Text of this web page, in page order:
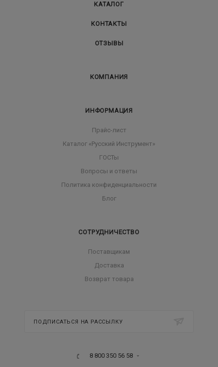
КАТАЛОГ
КОНТАКТЫ
ОТЗЫВЫ
КОМПАНИЯ
ИНФОРМАЦИЯ
Прайс-лист
Каталог «Русский Инструмент»
ГОСТы
Вопросы и ответы
Политика конфиденциальности
Блог
СОТРУДНИЧЕСТВО
Поставщикам
Доставка
Возврат товара
ПОДПИСАТЬСЯ НА РАССЫЛКУ
8 800 350 56 58